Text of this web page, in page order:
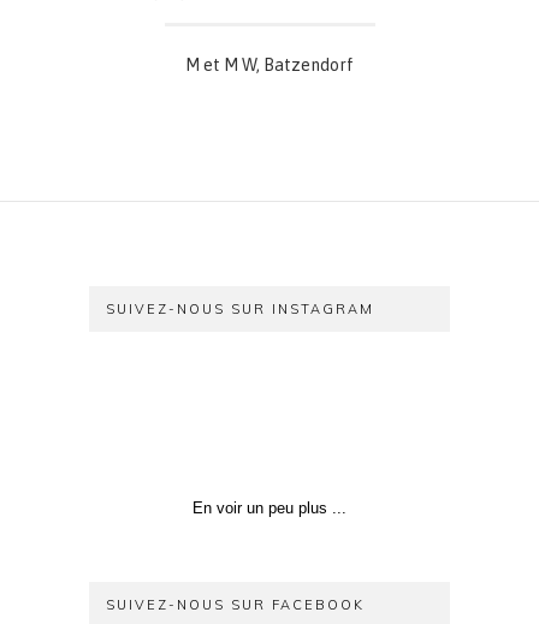
M et M W, Batzendorf
SUIVEZ-NOUS SUR INSTAGRAM
En voir un peu plus ...
SUIVEZ-NOUS SUR FACEBOOK